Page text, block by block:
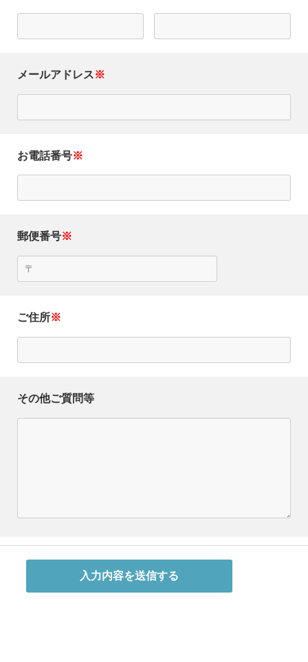
メールアドレス※
お電話番号※
郵便番号※
ご住所※
その他ご質問等